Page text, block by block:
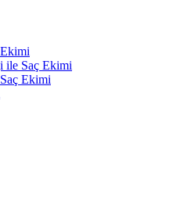
ile Saç Ekimi
Ekimi